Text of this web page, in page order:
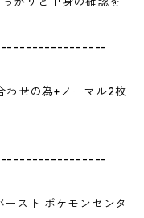
わせの為+ノーマル2枚
スト ポケモンセンタ